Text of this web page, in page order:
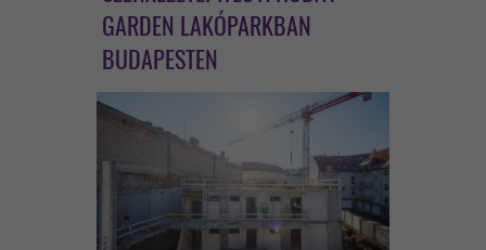
GARDEN LAKÓPARKBAN
BUDAPESTEN